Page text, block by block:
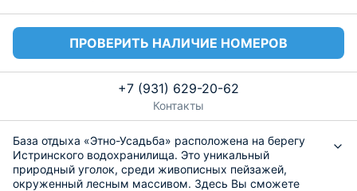
ПРОВЕРИТЬ НАЛИЧИЕ НОМЕРОВ
+7 (931) 629-20-62
Контакты
База отдыха «Этно-Усадьба» расположена на берегу
Истринского водохранилища. Это уникальный
природный уголок, среди живописных пейзажей,
окруженный лесным массивом. Здесь Вы сможете